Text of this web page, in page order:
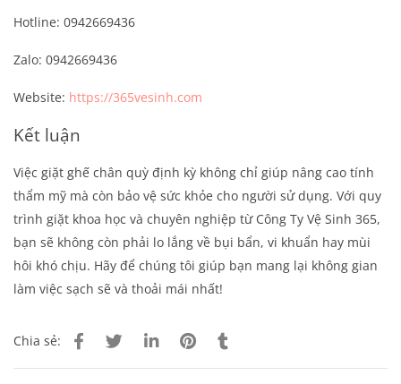
Hotline: 0942669436
Zalo: 0942669436
Website: https://365vesinh.com
Kết luận
Việc giặt ghế chân quỳ định kỳ không chỉ giúp nâng cao tính
thẩm mỹ mà còn bảo vệ sức khỏe cho người sử dụng. Với quy
trình giặt khoa học và chuyên nghiệp từ Công Ty Vệ Sinh 365,
bạn sẽ không còn phải lo lắng về bụi bẩn, vi khuẩn hay mùi
hôi khó chịu. Hãy để chúng tôi giúp bạn mang lại không gian
làm việc sạch sẽ và thoải mái nhất!
Chia sẻ: